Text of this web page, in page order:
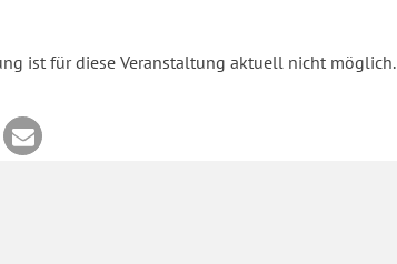
ist für diese Veranstaltung aktuell nicht möglich.